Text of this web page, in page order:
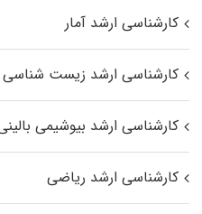
کارشناسی ارشد آمار
کارشناسی ارشد زیست شناسی
کارشناسی ارشد بیوشیمی
کارشناسی ارشد ریاضی